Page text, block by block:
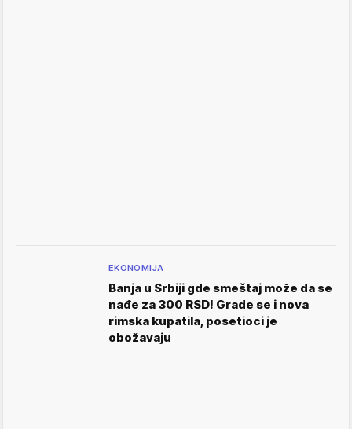
EKONOMIJA
Banja u Srbiji gde smeštaj može da se
nađe za 300 RSD! Grade se i nova
rimska kupatila, posetioci je
obožavaju